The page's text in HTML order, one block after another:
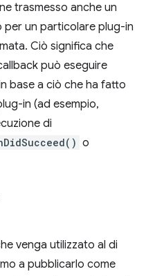
trasmesso anche un
per un particolare plug-in
Ciò significa che
può eseguire
base a ciò che ha fatto
in (ad esempio,
di
o
venga utilizzato al di
a pubblicarlo come